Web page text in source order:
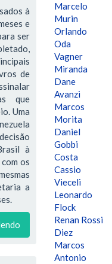
à
e
ser
de
que
Uma
à
os
a
Marcelo
Murin
Orlando
Oda
Vagner
Miranda
Dane
Avanzi
Marcos
Morita
Daniel
Gobbi
Costa
Cassio
Vieceli
Leonardo
Flock
Renan Rossi
Diez
Marcos
Antonio